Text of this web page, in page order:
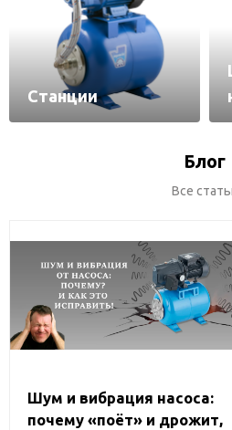
Станции
Блог
Все
Шум и вибрация насоса:
почему «поёт» и дрожит,